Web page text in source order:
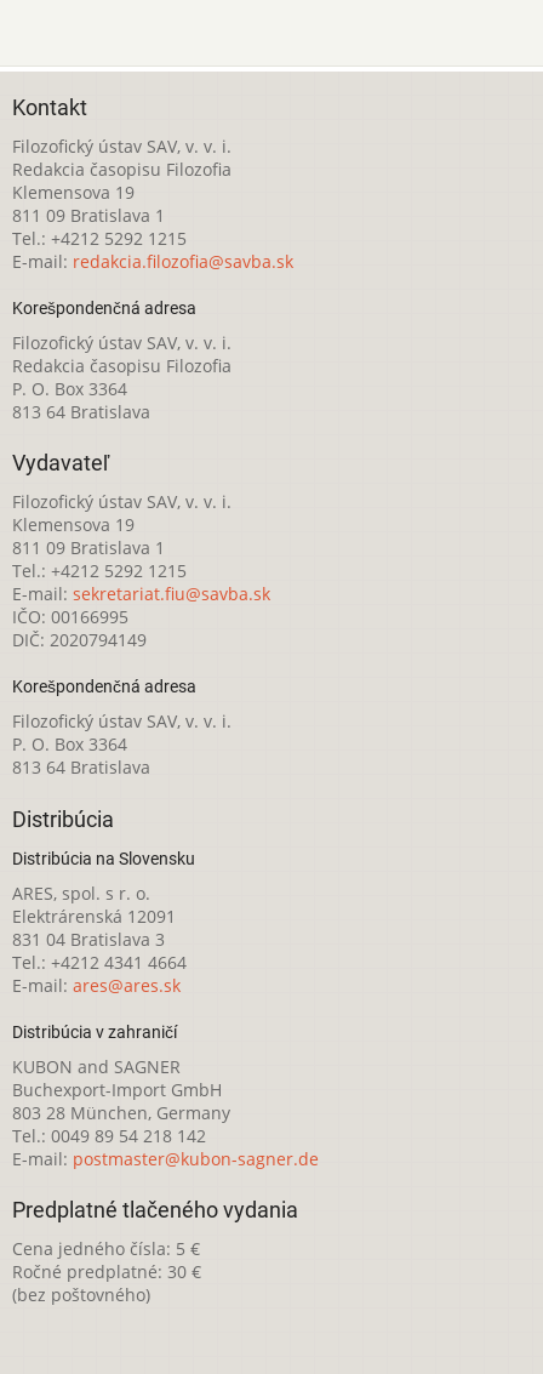
Kontakt
Filozofický ústav SAV, v. v. i.
Redakcia časopisu Filozofia
Klemensova 19
811 09 Bratislava 1
Tel.: +4212 5292 1215
E-mail: redakcia.filozofia@savba.sk
Korešpondenčná adresa
Filozofický ústav SAV, v. v. i.
Redakcia časopisu Filozofia
P. O. Box 3364
813 64 Bratislava
Vydavateľ
Filozofický ústav SAV, v. v. i.
Klemensova 19
811 09 Bratislava 1
Tel.: +4212 5292 1215
E-mail: sekretariat.fiu@savba.sk
IČO: 00166995
DIČ: 2020794149
Korešpondenčná adresa
Filozofický ústav SAV, v. v. i.
P. O. Box 3364
813 64 Bratislava
Distribúcia
Distribúcia na Slovensku
ARES, spol. s r. o.
Elektrárenská 12091
831 04 Bratislava 3
Tel.: +4212 4341 4664
E-mail: ares@ares.sk
Distribúcia v zahraničí
KUBON and SAGNER
Buchexport-Import GmbH
803 28 München, Germany
Tel.: 0049 89 54 218 142
E-mail: postmaster@kubon-sagner.de
Predplatné tlačeného vydania
Cena jedného čísla: 5 €
Ročné predplatné: 30 €
(bez poštovného)